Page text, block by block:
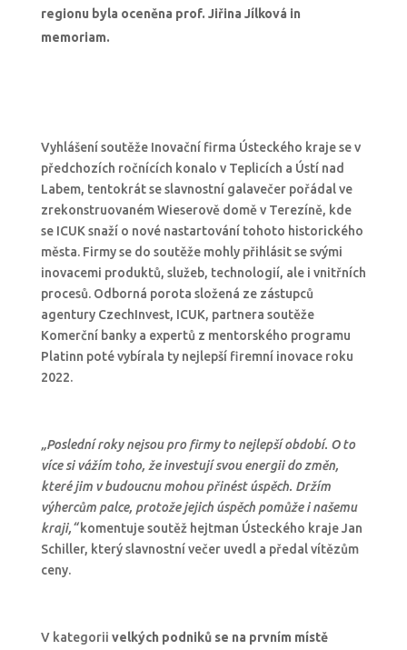
regionu byla oceněna prof. Jiřina Jílková in
memoriam.
Vyhlášení soutěže Inovační firma Ústeckého kraje se v
předchozích ročnících konalo v Teplicích a Ústí nad
Labem, tentokrát se slavnostní galavečer pořádal ve
zrekonstruovaném Wieserově domě v Terezíně, kde
se ICUK snaží o nové nastartování tohoto historického
města. Firmy se do soutěže mohly přihlásit se svými
inovacemi produktů, služeb, technologií, ale i vnitřních
procesů. Odborná porota složená ze zástupců
agentury CzechInvest, ICUK, partnera soutěže
Komerční banky a expertů z mentorského programu
Platinn poté vybírala ty nejlepší firemní inovace roku
2022.
„Poslední roky nejsou pro firmy to nejlepší období. O to
více si vážím toho, že investují svou energii do změn,
které jim v budoucnu mohou přinést úspěch. Držím
výhercům palce, protože jejich úspěch pomůže i našemu
kraji,“komentuje soutěž hejtman Ústeckého kraje Jan
Schiller, který slavnostní večer uvedl a předal vítězům
ceny.
V kategorii velkých podniků se na prvním místě